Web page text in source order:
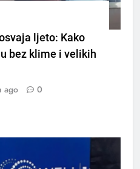
ljeto: Kako
bez klime i velikih
ago
0